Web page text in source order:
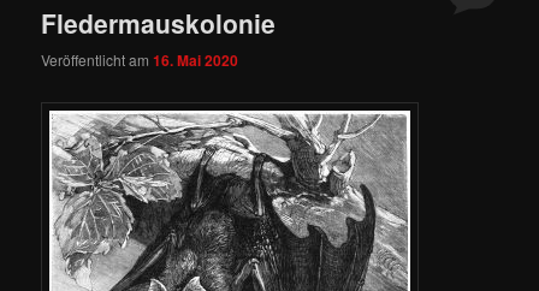
Fledermauskolonie
Veröffentlicht am16. Mai 2020